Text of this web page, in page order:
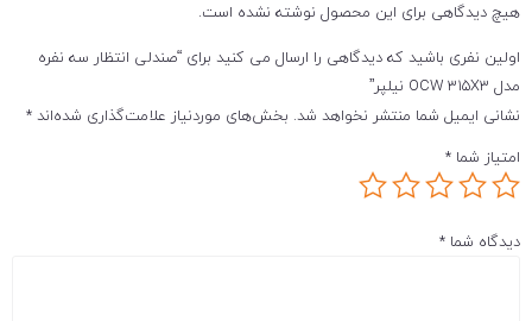
هیچ دیدگاهی برای این محصول نوشته نشده است.
اولین نفری باشید که دیدگاهی را ارسال می کنید برای “صندلی انتظار سه نفره
مدل OCW 315X3 نیلپر”
نشانی ایمیل شما منتشر نخواهد شد. بخش‌های موردنیاز علامت‌گذاری شده‌اند *
امتیاز شما *
دیدگاه شما *